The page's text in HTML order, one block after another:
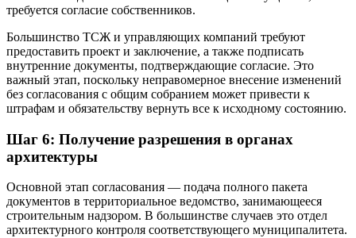
требуется согласие собственников.
Большинство ТСЖ и управляющих компаний требуют
предоставить проект и заключение, а также подписать
внутренние документы, подтверждающие согласие. Это
важный этап, поскольку неправомерное внесение изменений
без согласования с общим собранием может привести к
штрафам и обязательству вернуть все к исходному состоянию.
Шаг 6: Получение разрешения в органах
архитектуры
Основной этап согласования — подача полного пакета
документов в территориальное ведомство, занимающееся
строительным надзором. В большинстве случаев это отдел
архитектурного контроля соответствующего муниципалитета.